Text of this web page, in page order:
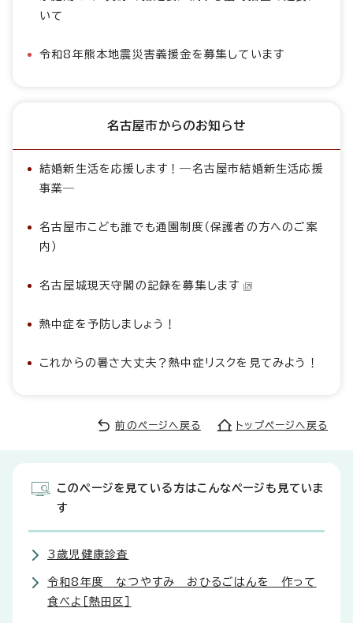
いて
令和8年熊本地震災害義援金を募集しています
名古屋市からのお知らせ
結婚新生活を応援します！―名古屋市結婚新生活応援
事業―
名古屋市こども誰でも通園制度（保護者の方へのご案
内）
名古屋城現天守閣の記録を募集します
熱中症を予防しましょう！
これからの暑さ大丈夫？熱中症リスクを見てみよう！
前のページへ戻る トップページへ戻る
このページを見ている方はこんなページも見ていま
す
3歳児健康診査
令和8年度 なつやすみ おひるごはんを 作って
食べよ［熱田区］